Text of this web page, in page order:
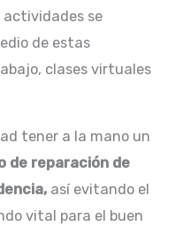
actividades se
de estas
clases virtuales
tener a la mano un
de reparación de
así evitando el
vital para el buen